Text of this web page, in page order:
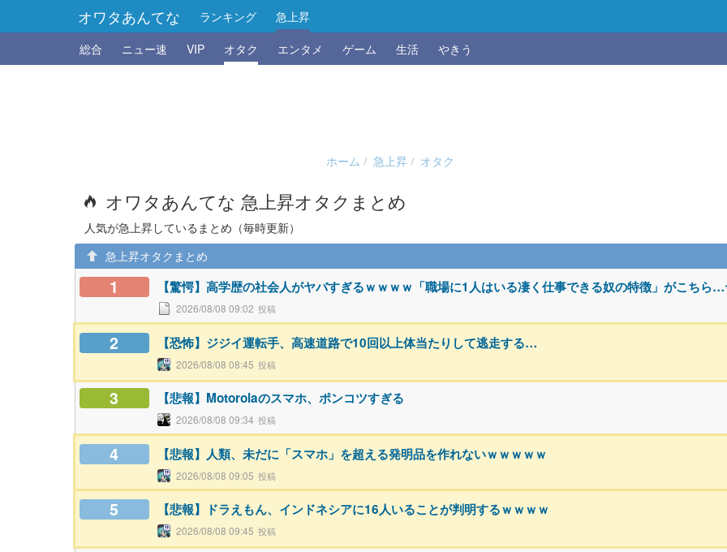
オワタあんてな ランキング
急上昇
総合
ニュー速 VIP オタク エンタメ ゲーム 生活 やきう
ホーム 急上昇 オタク
オワタあんてな 急上昇オタクまとめ
人気が急上昇しているまとめ（毎時更新）
急上昇オタクまとめ
1 【驚愕】高学歴の社会人がヤバすぎるｗｗｗｗ「職場に1人はいる凄く仕事できる奴の特徴」がこちら
2026/08/08 09:02
2 【恐怖】ジジイ運転手、高速道路で10回以上体当たりして逃走する…
2026/08/08 08:45
3 【悲報】Motorolaのスマホ、ポンコツすぎる
2026/08/08 09:34
4 【悲報】人類、未だに「スマホ」を超える発明品を作れないｗｗｗｗｗ
2026/08/08 09:05
5 【悲報】ドラえもん、インドネシアに16人いることが判明するｗｗｗｗ
2026/08/08 09:45